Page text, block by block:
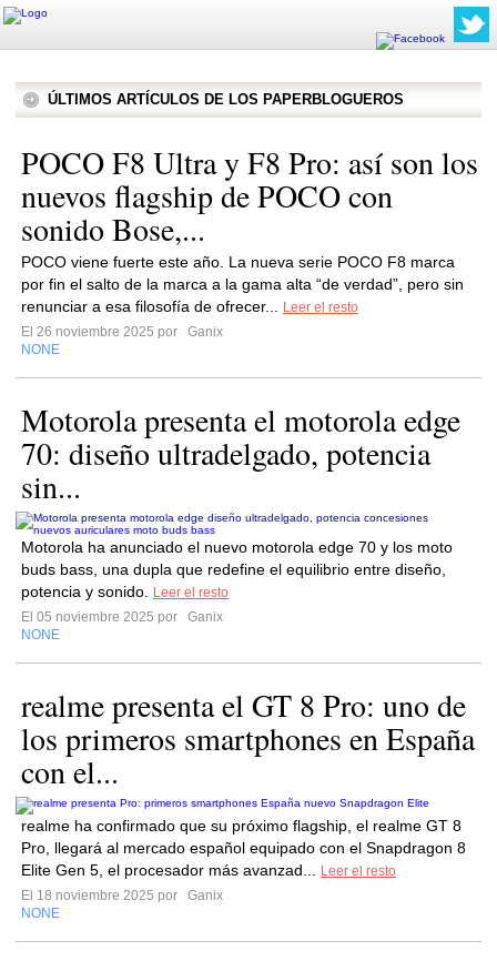
ÚLTIMOS ARTÍCULOS DE LOS PAPERBLOGUEROS
POCO F8 Ultra y F8 Pro: así son los
nuevos flagship de POCO con
sonido Bose,...
POCO viene fuerte este año. La nueva serie POCO F8 marca
por fin el salto de la marca a la gama alta “de verdad”, pero sin
renunciar a esa filosofía de ofrecer...
Leer el resto
El 26 noviembre 2025 por
Ganix
NONE
Motorola presenta el motorola edge
70: diseño ultradelgado, potencia
sin...
Motorola ha anunciado el nuevo motorola edge 70 y los moto
buds bass, una dupla que redefine el equilibrio entre diseño,
potencia y sonido.
Leer el resto
El 05 noviembre 2025 por
Ganix
NONE
realme presenta el GT 8 Pro: uno de
los primeros smartphones en España
con el...
realme ha confirmado que su próximo flagship, el realme GT 8
Pro, llegará al mercado español equipado con el Snapdragon 8
Elite Gen 5, el procesador más avanzad...
Leer el resto
El 18 noviembre 2025 por
Ganix
NONE